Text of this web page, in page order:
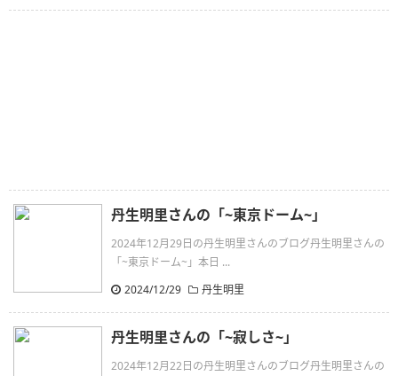
丹生明里さんの「~東京ドーム~」
2024年12月29日の丹生明里さんのブログ丹生明里さんの
「~東京ドーム~」本日 ...
2024/12/29
丹生明里
丹生明里さんの「~寂しさ~」
2024年12月22日の丹生明里さんのブログ丹生明里さんの